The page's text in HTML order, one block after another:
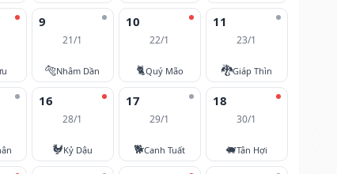
9
21/1
🐅Nhâm Dần
10
22/1
🐈Quý Mão
11
23/1
🐉Giáp Thìn
16
28/1
🐓Kỷ Dậu
17
29/1
🐕Canh Tuất
18
30/1
🐖Tân Hợi